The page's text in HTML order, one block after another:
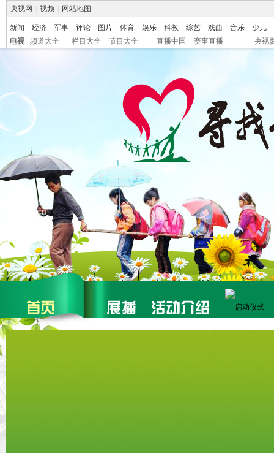
央视网 视频 网站地图
新闻 经济 军事 评论 图片 体育 娱乐 科教 综艺 戏曲 音乐
少儿
电视
频道大全 栏目大全 节目大全 直播中国 赛事直播 央视